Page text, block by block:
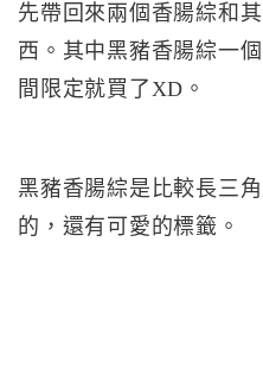
先帶回來兩個香腸綜和
西。其中黑豬香腸綜一
間限定就買了XD。
黑豬香腸綜是比較長三
的，還有可愛的標籤。